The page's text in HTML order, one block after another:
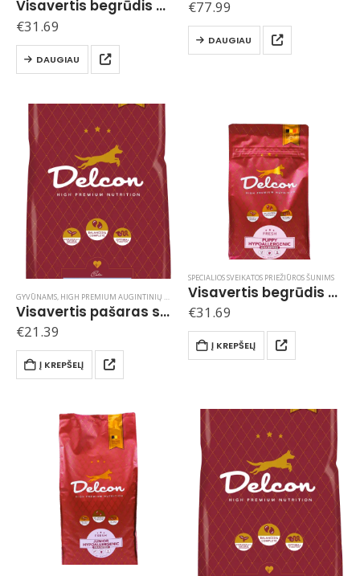
Visavertis begrūdis hipoalerginis pašaras alergiškiems šunims HYPOALLERGENIC su ėriena / 3 kg
€31.69
DAUGIAU
€77.99
DAUGIAU
GYVŪNAMS HIGH PREMIUM AUGINTINIŲ MAISTAS DELCON / BELGIJA , HIGH PREMIUM ŠUNŲ
Visavertis pašaras suaugusiems šunims, turintiems padidėjusį svorį LIGHT / 3 kg
€21.39
Į KREPŠELĮ
SPECIALIOS SVEIKATOS PRIEŽIŪROS ŠUNIMS
Visavertis begrūdis hipoalerginis pašaras šuniukams PUPPY HYPOALLERGENIC / 3 kg
€31.69
Į KREPŠELĮ